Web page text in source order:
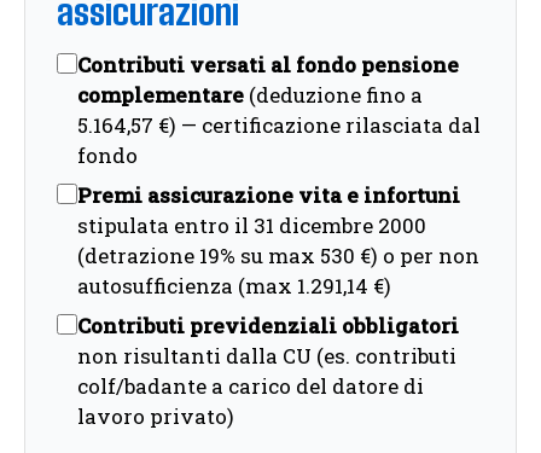
assicurazioni
Contributi versati al fondo pensione
complementare (deduzione fino a
5.164,57 €) — certificazione rilasciata dal
fondo
Premi assicurazione vita e infortuni
stipulata entro il 31 dicembre 2000
(detrazione 19% su max 530 €) o per non
autosufficienza (max 1.291,14 €)
Contributi previdenziali obbligatori
non risultanti dalla CU (es. contributi
colf/badante a carico del datore di
lavoro privato)